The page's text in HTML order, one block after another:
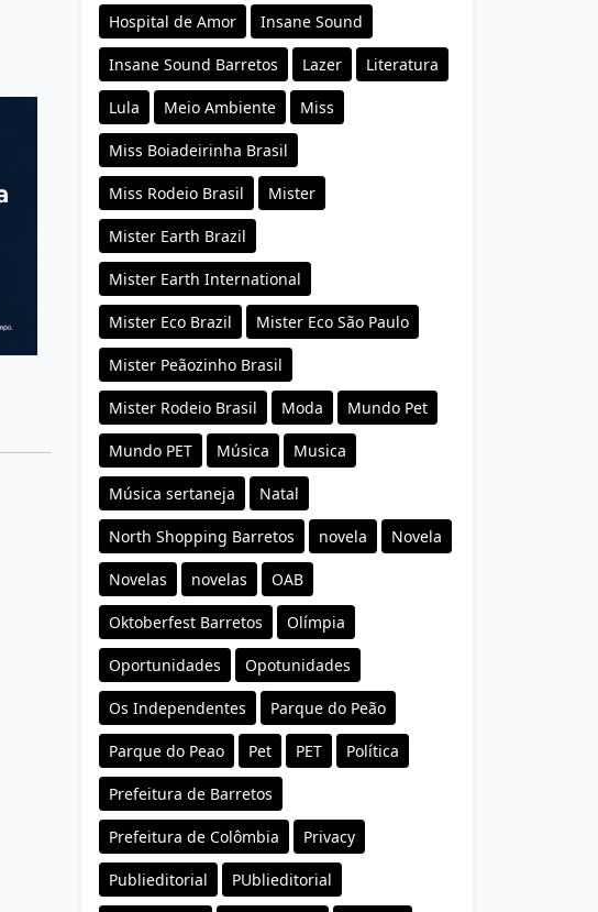
Hospital de Amor Insane Sound
Insane Sound Barretos Lazer Literatura
Lula Meio Ambiente Miss
Miss Boiadeirinha Brasil
Miss Rodeio Brasil Mister
Mister Earth Brazil
Mister Earth International
Mister Eco Brazil Mister Eco São Paulo
Mister Peãozinho Brasil
Mister Rodeio Brasil Moda Mundo Pet
Mundo PET Música Musica
Música sertaneja Natal
North Shopping Barretos novela Novela
Novelas novelas OAB
Oktoberfest Barretos Olímpia
Oportunidades Opotunidades
Os Independentes Parque do Peão
Parque do Peao Pet PET Política
Prefeitura de Barretos
Prefeitura de Colômbia Privacy
Publieditorial PUblieditorial